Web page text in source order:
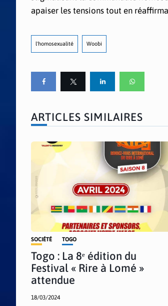
apaiser les tensions tout en
l'homosexualité Woobi
ARTICLES SIMILAIRES
SOCIÉTÉ TOGO
Togo : La 8ᵉ édition du
Festival « Rire à Lomé »
attendue
18/03/2024